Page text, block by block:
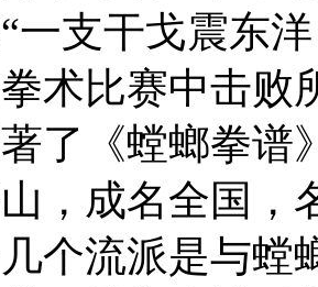
一支干戈震东
术比赛中击败
了《螳螂拳谱
，成名全国，
个流派是与螳